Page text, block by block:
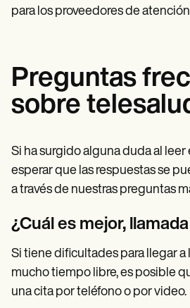
para los proveedores de
Preguntas
sobre
Si ha surgido alguna duda al leer
esperar que las respuestas se
a través de nuestras preguntas
¿Cuál es mejor,
Si tiene dificultades para llegar a
mucho tiempo libre, es posible
una cita por teléfono o por video.